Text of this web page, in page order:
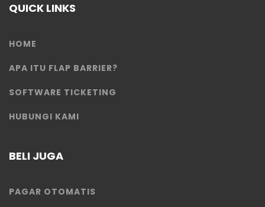
QUICK LINKS
HOME
APA ITU FLAP BARRIER?
SOFTWARE TICKETING
HUBUNGI KAMI
BELI JUGA
PAGAR OTOMATIS